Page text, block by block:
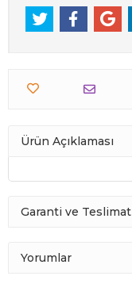
Ürün Açıklaması
Garanti ve Teslimat
Yorumlar